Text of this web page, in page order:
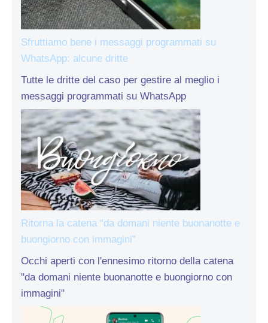
Sfruttiamo bene i messaggi programmati su
WhatsApp: alcune dritte
Tutte le dritte del caso per gestire al meglio i
messaggi programmati su WhatsApp
Ritorna la catena “da domani niente buonanotte e
buongiorno con immagini”
Occhi aperti con l'ennesimo ritorno della catena
"da domani niente buonanotte e buongiorno con
immagini"